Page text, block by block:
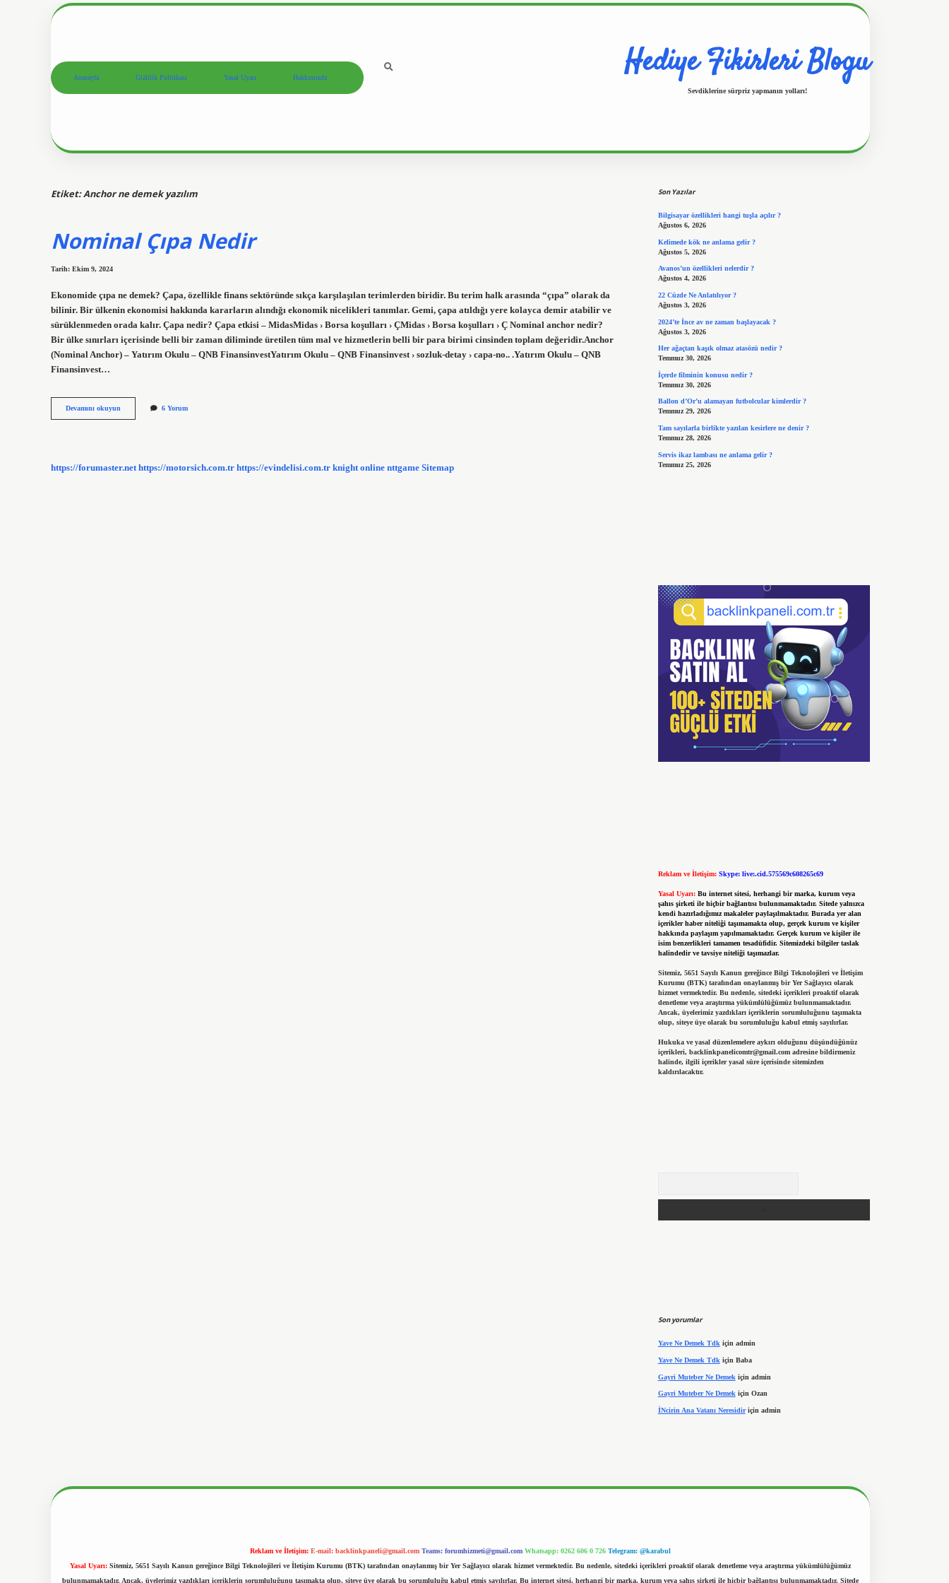
Anasayfa Gizlilik Politikası Yasal Uyarı Hakkımızda Hediye Fikirleri Blogu
Sevdiklerine sürpriz yapmanın yolları!
Etiket:Anchor ne demek yazılım
Nominal Çıpa Nedir
Tarih: Ekim 9, 2024
Ekonomide çıpa ne demek? Çapa, özellikle finans sektöründe sıkça karşılaşılan terimlerden biridir. Bu terim halk arasında “çıpa” olarak da
bilinir. Bir ülkenin ekonomisi hakkında kararların alındığı ekonomik nicelikleri tanımlar. Gemi, çapa atıldığı yere kolayca demir atabilir ve
sürüklenmeden orada kalır. Çapa nedir? Çapa etkisi – MidasMidas › Borsa koşulları › ÇMidas › Borsa koşulları › Ç Nominal anchor nedir?
Bir ülke sınırları içerisinde belli bir zaman diliminde üretilen tüm mal ve hizmetlerin belli bir para birimi cinsinden toplam değeridir.Anchor
(Nominal Anchor) – Yatırım Okulu – QNB FinansinvestYatırım Okulu – QNB Finansinvest › sozluk-detay › capa-no.. .Yatırım Okulu – QNB
Finansinvest…
Devamını okuyun
Çıpa
6 Yorum
https://forumaster.net https://motorsich.com.tr https://evindelisi.com.tr knight online nttgame Sitemap
Son Yazılar
Bilgisayar özellikleri hangi tuşla açılır ?
Ağustos 6, 2026
Kelimede kök ne anlama gelir ?
Ağustos 5, 2026
Avanos’un özellikleri nelerdir ?
Ağustos 4, 2026
22 Cüzde Ne Anlatılıyor ?
Ağustos 3, 2026
2024’te İnce av ne zaman başlayacak ?
Ağustos 3, 2026
Her ağaçtan kaşık olmaz atasözü nedir ?
Temmuz 30, 2026
İçerde filminin konusu nedir ?
Temmuz 30, 2026
Ballon d’Or’u alamayan futbolcular kimlerdir ?
Temmuz 29, 2026
Tam sayılarla birlikte yazılan kesirlere ne denir ?
Temmuz 28, 2026
Servis ikaz lambası ne anlama gelir ?
Temmuz 25, 2026
Reklam ve İletişim: Skype: live:.cid.575569c608265c69
Yasal Uyarı: Bu internet sitesi, herhangi bir marka, kurum veya
şahıs şirketi ile hiçbir bağlantısı bulunmamaktadır. Sitede yalnızca
kendi hazırladığımız makaleler paylaşılmaktadır. Burada yer alan
içerikler haber niteliği taşımamakta olup, gerçek kurum ve kişiler
hakkında paylaşım yapılmamaktadır. Gerçek kurum ve kişiler ile
isim benzerlikleri tamamen tesadüfidir. Sitemizdeki bilgiler taslak
halindedir ve tavsiye niteliği taşımazlar.
Sitemiz, 5651 Sayılı Kanun gereğince Bilgi Teknolojileri ve İletişim
Kurumu (BTK) tarafından onaylanmış bir Yer Sağlayıcı olarak
hizmet vermektedir. Bu nedenle, sitedeki içerikleri proaktif olarak
denetleme veya araştırma yükümlülüğümüz bulunmamaktadır.
Ancak, üyelerimiz yazdıkları içeriklerin sorumluluğunu taşımakta
olup, siteye üye olarak bu sorumluluğu kabul etmiş sayılırlar.
Hukuka ve yasal düzenlemelere aykırı olduğunu düşündüğünüz
içerikleri, backlinkpanelicomtr@gmail.comadresine bildirmeniz
halinde, ilgili içerikler yasal süre içerisinde sitemizden
kaldırılacaktır.
Son yorumlar
Yave Ne Demek Tdkiçin admin
Yave Ne Demek Tdk için Baba
Gayri Muteber Ne Demek için admin
Gayri Muteber Ne Demek için Ozan
İNcirin Ana Vatanı Neresidiriçin admin
Reklam ve İletişim: E-mail: backlinkpaneli@gmail.com Teams: forumhizmeti@gmail.com Whatsapp: 0262 606 0 726 Telegram: @karabul
Yasal Uyarı: Sitemiz, 5651 Sayılı Kanun gereğince Bilgi Teknolojileri ve İletişim Kurumu (BTK) tarafından onaylanmış bir Yer Sağlayıcı olarak hizmet vermektedir. Bu nedenle, sitedeki içerikleri proaktif olarak denetleme veya araştırma yükümlülüğümüz
bulunmamaktadır. Ancak, üyelerimiz yazdıkları içeriklerin sorumluluğunu taşımakta olup, siteye üye olarak bu sorumluluğu kabul etmiş sayılırlar. Bu internet sitesi, herhangi bir marka, kurum veya şahıs şirketi ile hiçbir bağlantısı bulunmamaktadır. Sitede